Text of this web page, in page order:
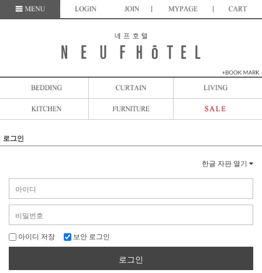
로그인
한글 자판 열기
아이디 저장 보안 로그인
로그인